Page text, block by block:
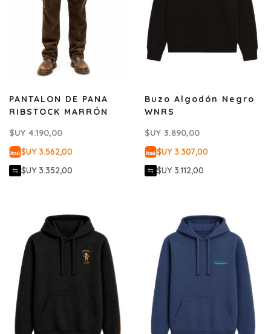
PANTALON DE PANA
RIBSTOCK MARRÓN
$UY 4.190,00
$UY 3.562,00
$UY 3.352,00
Buzo Algodón Negro
WNRS
$UY 3.890,00
$UY 3.307,00
$UY 3.112,00